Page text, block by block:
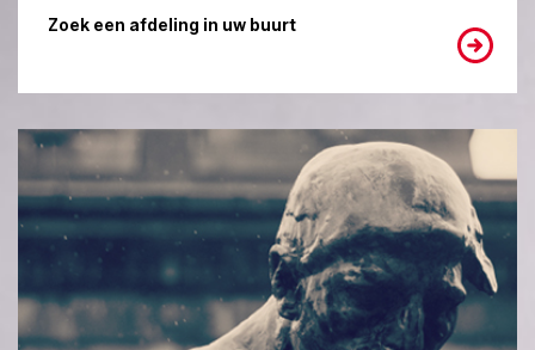
Zoek een afdeling in uw buurt